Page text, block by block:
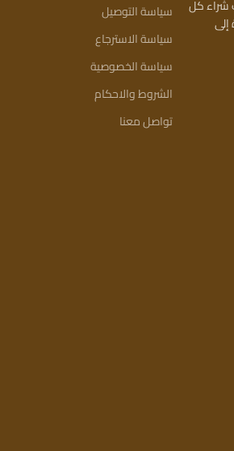
شراء كل
سياسة التوصيل
سياسة الاسترجاع
سياسة الخصوصية
الشروط والاحكام
تواصل معنا